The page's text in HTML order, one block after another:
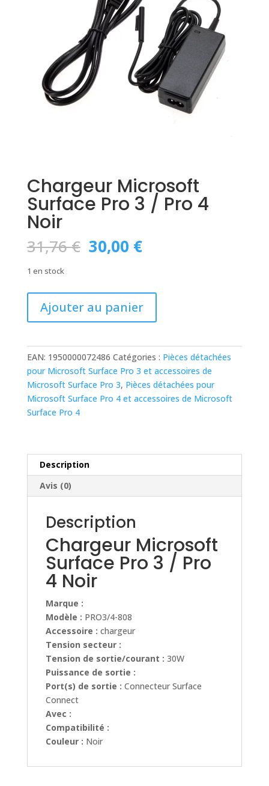
Chargeur Microsoft
Surface Pro 3 / Pro 4
Noir
31,76€ Le
prix
était :
31,76 €.
30,00 €Le
prix
est :
30,00 €.
1 en stock
Surface
Pro
3
/
Pro
Ajouter au panier
EAN: 1950000072486 Catégories : Pièces détachées
pour Microsoft Surface Pro 3 et accessoires de
Microsoft Surface Pro 3, Pièces détachées pour
Microsoft Surface Pro 4 et accessoires de Microsoft
Surface Pro 4
Description
Avis (0)
Description
Chargeur Microsoft
Surface Pro 3 / Pro
4 Noir
Marque :
Modèle : PRO3/4-808
Accessoire : chargeur
Tension secteur :
Tension de sortie/courant : 30W
Puissance de sortie :
Port(s) de sortie : Connecteur Surface
Connect
Avec :
Compatibilité :
Couleur : Noir